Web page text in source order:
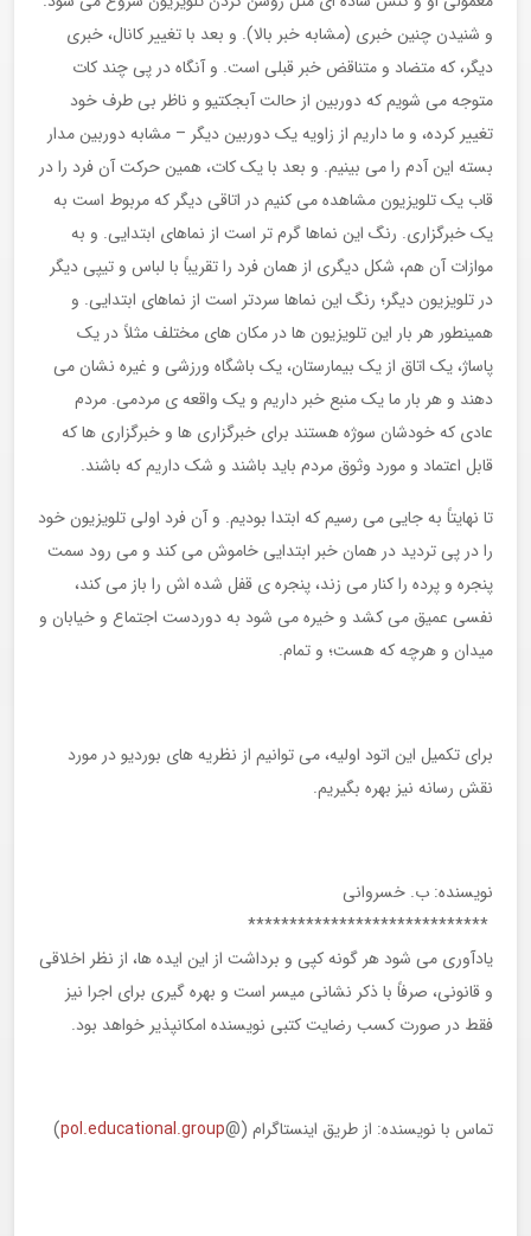
و شنیدن چنین خبری (مشابه خبر بالا). و بعد با تغییر کانال، خبری
دیگر، که متضاد و متناقض خبر قبلی است. و آنگاه در پی چند کات
متوجه می شویم که دوربین از حالت آبجکتیو و ناظر بی طرف خود
تغییر کرده، و ما داریم از زاویه یک دوربین دیگر – مشابه دوربین مدار
بسته این آدم را می بینیم. و بعد با یک کات، همین حرکت آن فرد را در
قاب یک تلویزیون مشاهده می کنیم در اتاقی دیگر که مربوط است به
یک خبرگزاری. رنگ این نماها گرم تر است از نماهای ابتدایی. و به
موازات آن هم، شکل دیگری از همان فرد را تقریباً با لباس و تیپی دیگر
در تلویزیون دیگر؛ رنگ این نماها سردتر است از نماهای ابتدایی. و
همینطور هر بار این تلویزیون ها در مکان های مختلف مثلاً در یک
پاساژ، یک اتاق از یک بیمارستان، یک باشگاه ورزشی و غیره نشان می
دهند و هر بار ما یک منبع خبر داریم و یک واقعه ی مردمی. مردم
عادی که خودشان سوژه هستند برای خبرگزاری ها و خبرگزاری ها که
قابل اعتماد و مورد وثوق مردم باید باشند و شک داریم که باشند.
تا نهایتاً به جایی می رسیم که ابتدا بودیم. و آن فرد اولی تلویزیون خود
را در پی تردید در همان خبر ابتدایی خاموش می کند و می رود سمت
پنجره و پرده را کنار می زند، پنجره ی قفل شده اش را باز می کند،
نفسی عمیق می کشد و خیره می شود به دوردست اجتماع و خیابان و
میدان و هرچه که هست؛ و تمام.
برای تکمیل این اتود اولیه، می توانیم از نظریه های بوردیو در مورد
نقش رسانه نیز بهره بگیریم.
نویسنده: ب. خسروانی
*****************************
یادآوری می شود هر گونه کپی و برداشت از این ایده ها، از نظر اخلاقی
و قانونی، صرفاً با ذکر نشانی میسر است و بهره گیری برای اجرا نیز
فقط در صورت کسب رضایت کتبی نویسنده امکانپذیر خواهد بود.
تماس با نویسنده: از طریق اینستاگرام (@pol.educational.group
)